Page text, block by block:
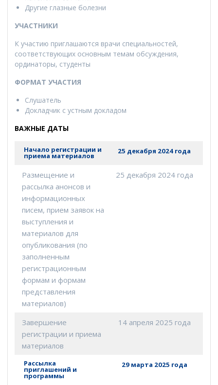
Другие глазные болезни
УЧАСТНИКИ
К участию приглашаются врачи специальностей,
соответствующих основным темам обсуждения,
ординаторы, студенты
ФОРМАТ УЧАСТИЯ
Слушатель
Докладчик с устным докладом
ВАЖНЫЕ ДАТЫ
Начало регистрации и
приема материалов
25 декабря 2024 года
Размещение и
рассылка анонсов и
информационных
писем, прием заявок на
выступления и
материалов для
опубликования (по
заполненным
регистрационным
формам и формам
представления
материалов)
25 декабря 2024 года
Завершение
регистрации и приема
материалов
14 апреля 2025 года
Рассылка
приглашений и
программы
29 марта 2025 года